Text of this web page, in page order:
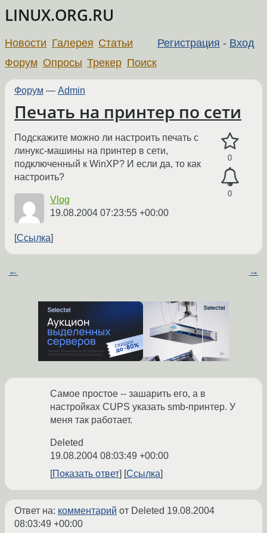
LINUX.ORG.RU
Регистрация - Вход
Новости Галерея Статьи
Форум Опросы Трекер Поиск
Форум — Admin
Печать на принтер по сети
0
0
Подскажите можно ли настроить печать с
линукс-машины на принтер в сети,
подключенный к WinXP? И если да, то как
настроить?
Vlog
19.08.2004 07:23:55 +00:00
Ссылка
← →
Самое простое -- зашарить его, а в
настройках CUPS указать smb-принтер. У
меня так работает.
Deleted
19.08.2004 08:03:49 +00:00
Показать ответ
Ссылка
Ответ на: комментарий от Deleted 19.08.2004
08:03:49 +00:00